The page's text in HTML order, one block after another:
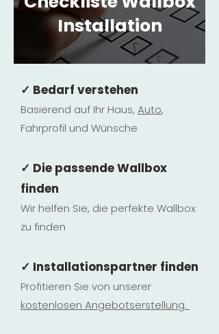
Installation
✓ Bedarf verstehen
Basierend auf Ihr Haus, Auto,
Fahrprofil und Wünsche
✓ Die passende Wallbox
finden
Wir helfen Sie, die perfekte Wallbox
zu finden
✓ Installationspartner finden
Profitieren Sie von unserer
kostenlosen Angebotserstellung.